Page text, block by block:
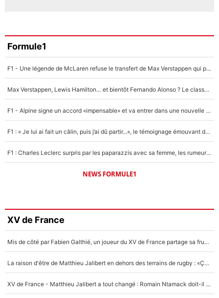
Formule1
F1 - Une légende de McLaren refuse le transfert de Max Verstappen qui pourrait «faire des vagues» et plomber l'ambiance dans l'équipe
Max Verstappen, Lewis Hamilton… et bientôt Fernando Alonso ? Le classement des pilotes les mieux payés en Formule 1 risque de changer !
F1 - Alpine signe un accord «impensable» et va entrer dans une nouvelle dimension : Grande nouvelle pour Pierre Gasly !
F1 : « Je lui ai fait un câlin, puis j’ai dû partir...», le témoignage émouvant de Max Verstappen sur sa fille
F1 : Charles Leclerc surpris par les paparazzis avec sa femme, les rumeurs étaient vraies !
NEWS FORMULE1
XV de France
Mis de côté par Fabien Galthié, un joueur du XV de France partage sa frustration : «ils ne me l’ont pas dit tout de suite»
La raison d'être de Matthieu Jalibert en dehors des terrains de rugby : «Ça m'atteint autant que si tu touches à un membre de ma famille»
XV de France - Matthieu Jalibert a tout changé : Romain Ntamack doit-il s’inquiéter pour sa place à un an de la Coupe du monde ?